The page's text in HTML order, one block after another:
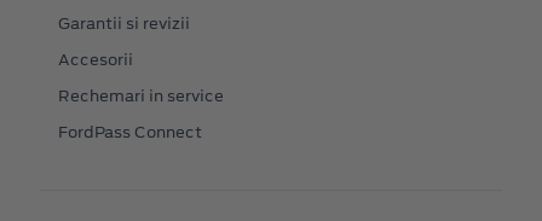
Garantii si revizii
Accesorii
Rechemari in service
FordPass Connect